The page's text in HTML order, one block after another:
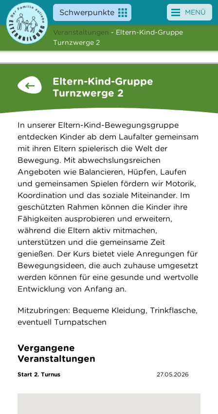
Schwerpunkte
Angebote
News
Über uns
Suche
MENÜ
Veranstaltungen - Eltern-Kind-Gruppe
Turnzwerge 2
Eltern-Kind-Gruppe
Turnzwerge 2
In unserer Eltern-Kind-Bewegungsgruppe
entdecken Kinder ab dem Laufalter gemeinsam
mit ihren Eltern spielerisch die Welt der
Bewegung. Mit abwechslungsreichen
Angeboten wie Balancieren, Hüpfen, Laufen
und gemeinsamen Spielen fördern wir Motorik,
Koordination und das soziale Miteinander. Im
geschützten Rahmen können die Kinder ihre
Fähigkeiten ausprobieren und erweitern,
während die Eltern aktiv mitmachen,
unterstützen und die gemeinsame Zeit
genießen. Der Kurs bietet viele Anregungen für
Bewegungsideen, die auch zuhause umgesetzt
werden können für eine gesunde und wertvolle
Entwicklung von Anfang an.
Mitzubringen: Bequeme Kleidung, Trinkflasche,
eventuell Turnpatschen
Vergangene
Veranstaltungen
Start 2. Turnus 27.05.2026